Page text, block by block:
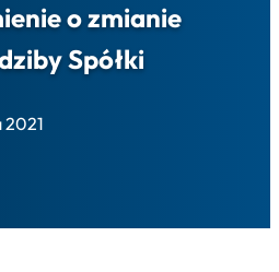
o zmianie
Spółki
2021